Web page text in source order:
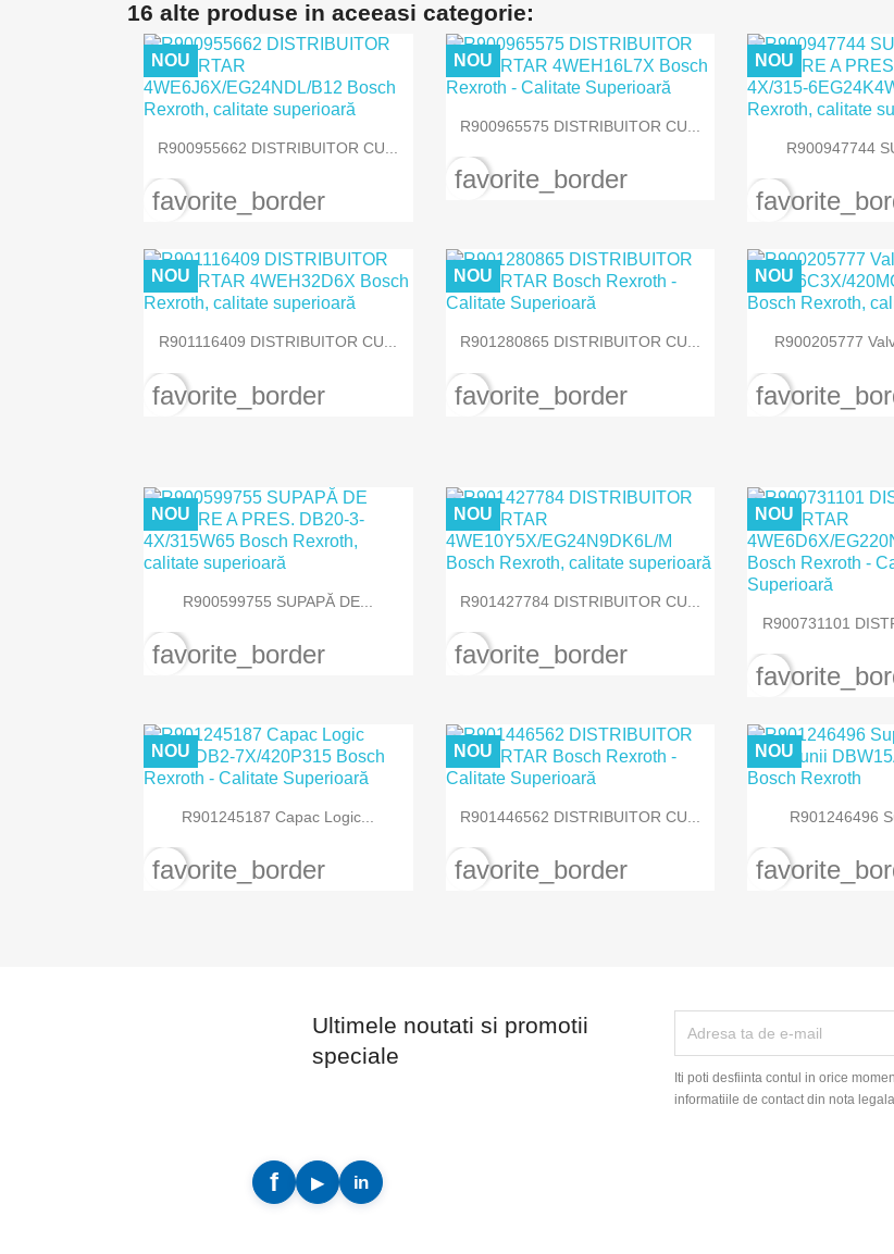
16 alte produse in aceeasi categorie:
 Vizualizare rapida
R900955662 DISTRIBUITOR CU...
NOU
favorite_border
 Vizualizare rapida
R900965575 DISTRIBUITOR CU...
NOU
favorite_border

R900947744
NOU
 Vizualizare rapida
R901116409 DISTRIBUITOR CU...
NOU
favorite_border
 Vizualizare rapida
R901280865 DISTRIBUITOR CU...
NOU
favorite_border

R900205777
NOU
 Vizualizare rapida
R900599755 SUPAPĂ DE...
NOU
favorite_border
 Vizualizare rapida
R901427784 DISTRIBUITOR CU...
NOU
favorite_border

R900731101
NOU
 Vizualizare rapida
R901245187 Capac Logic...
NOU
favorite_border
 Vizualizare rapida
R901446562 DISTRIBUITOR CU...
NOU
favorite_border

R901246496
NOU
Ultimele noutati si promotii
speciale
Iti poti desfiinta contul in orice
informatiile de contact din nota